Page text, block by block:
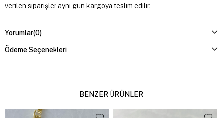
verilen siparişler aynı gün kargoya teslim edilir.
Yorumlar(0)
Ödeme Seçenekleri
BENZER ÜRÜNLER